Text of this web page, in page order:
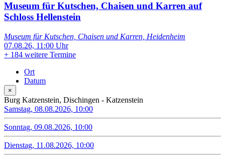
Museum für Kutschen, Chaisen und Karren auf
Schloss Hellenstein
Museum für Kutschen, Chaisen und Karren, Heidenheim
07.08.26, 11:00 Uhr
+ 184 weitere Termine
Ort
Datum
×
Burg Katzenstein, Dischingen - Katzenstein
Samstag, 08.08.2026, 10:00
Sonntag, 09.08.2026, 10:00
Dienstag, 11.08.2026, 10:00